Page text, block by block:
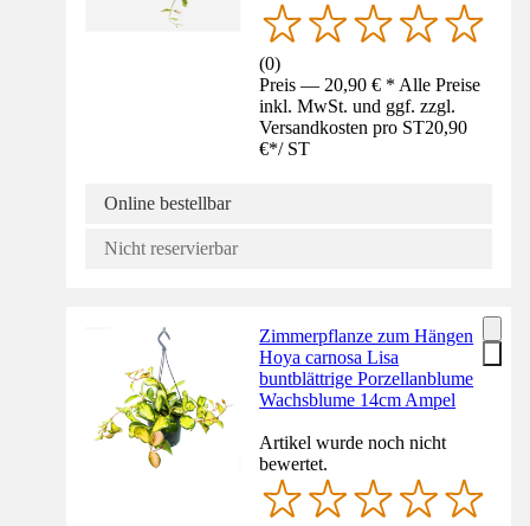
(0)
Preis — 20,90 € * Alle Preise
inkl. MwSt. und ggf. zzgl.
Versandkosten pro ST20,90
€*/ ST
Online bestellbar
Nicht reservierbar
Zimmerpflanze zum Hängen
Hoya carnosa Lisa
buntblättrige Porzellanblume
Wachsblume 14cm Ampel
Artikel wurde noch nicht
bewertet.